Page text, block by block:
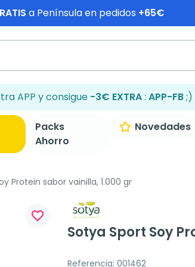
a Península en pedidos +65€
APP y consigue -3€ EXTRA: APP-FB;)
Packs
Ahorro
Novedades
Protein sabor vainilla, 1.000 gr
favorite_border
Sotya Sport Soy
Referencia: 001462